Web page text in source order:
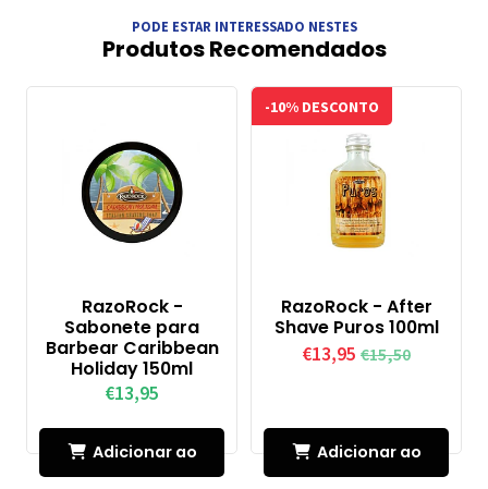
PODE ESTAR INTERESSADO NESTES
Produtos Recomendados
RazoRock -
Sabonete para
Barbear Caribbean
Holiday 150ml
€13,95
Adicionar ao
-10% DESCONTO
RazoRock - After
Shave Puros 100ml
€13,95 €15,50
Adicionar ao